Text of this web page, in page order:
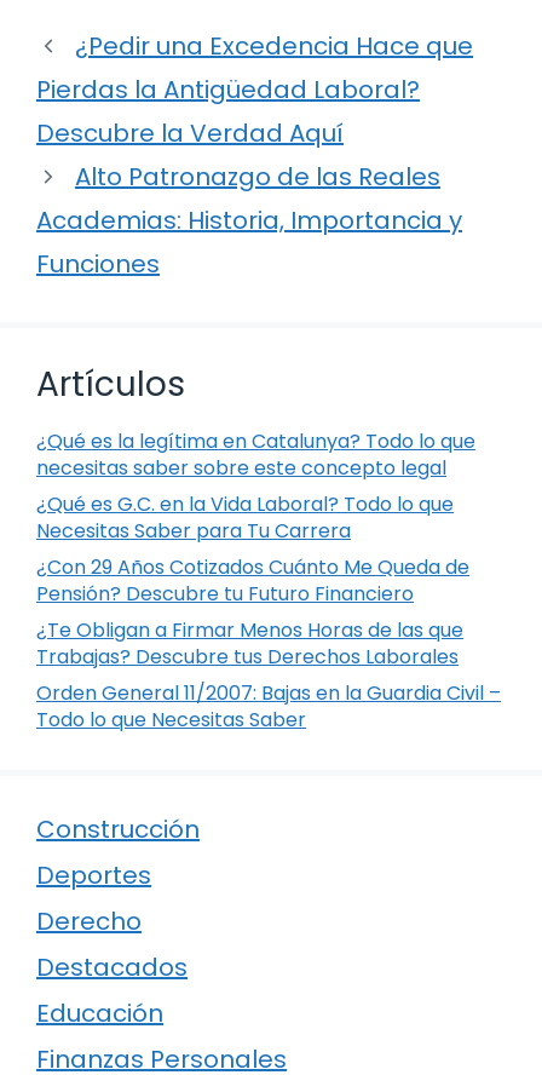
¿Pedir una Excedencia Hace que
Pierdas la Antigüedad Laboral?
Descubre la Verdad Aquí
Alto Patronazgo de las Reales
Academias: Historia, Importancia y
Funciones
Artículos
¿Qué es la legítima en Catalunya? Todo lo que
necesitas saber sobre este concepto legal
¿Qué es G.C. en la Vida Laboral? Todo lo que
Necesitas Saber para Tu Carrera
¿Con 29 Años Cotizados Cuánto Me Queda de
Pensión? Descubre tu Futuro Financiero
¿Te Obligan a Firmar Menos Horas de las que
Trabajas? Descubre tus Derechos Laborales
Orden General 11/2007: Bajas en la Guardia Civil –
Todo lo que Necesitas Saber
Construcción
Deportes
Derecho
Destacados
Educación
Finanzas Personales